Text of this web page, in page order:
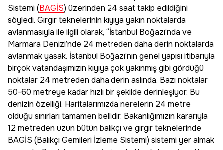
Sistemi (BAGİS) üzerinden 24 saat takip edildiğini
söyledi. Gırgır teknelerinin kıyıya yakın noktalarda
avlanmasıyla ile ilgili olarak, “İstanbul Boğazı’nda ve
Marmara Denizi’nde 24 metreden daha derin noktalarda
avlanmak yasak. İstanbul Boğazı’nın genel yapısı itibarıyla
birçok vatandaşımızın kıyıya çok yakınmış gibi gördüğü
noktalar 24 metreden daha derin aslında. Bazı noktalar
50-60 metreye kadar hızlı bir şekilde derinleşiyor. Bu
denizin özelliği. Haritalarımızda nerelerin 24 metre
olduğu sınırları tamamen bellidir. Bakanlığımızın kararıyla
12 metreden uzun bütün balıkçı ve gırgır teknelerinde
BAGİS (Balıkçı Gemileri İzleme Sistemi) sistemi yer almak